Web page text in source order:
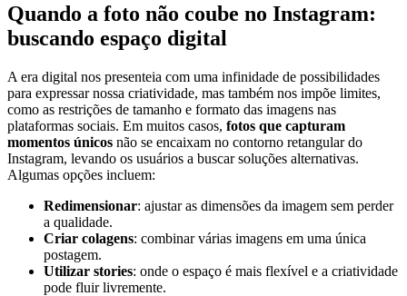
Quando a foto não coube no Instagram:
buscando espaço digital
A era ‍digital nos presenteia ⁣com uma⁤ infinidade de possibilidades
para expressar ​nossa criatividade, mas‌ também nos‌ impõe limites,
como as restrições ⁣de tamanho e formato das imagens nas
plataformas⁢ sociais. Em muitos⁤ casos, fotos que capturam
momentos únicos não ‍se encaixam no contorno retangular do
Instagram, levando os​ usuários​ a buscar⁣ soluções alternativas.
Algumas opções incluem:
Redimensionar: ajustar as dimensões da ‌imagem sem perder
a qualidade.
Criar colagens: combinar ‌várias⁣ imagens‌ em uma única
postagem.
Utilizar ​stories: onde o espaço é mais flexível e a⁣ criatividade
pode fluir livremente.